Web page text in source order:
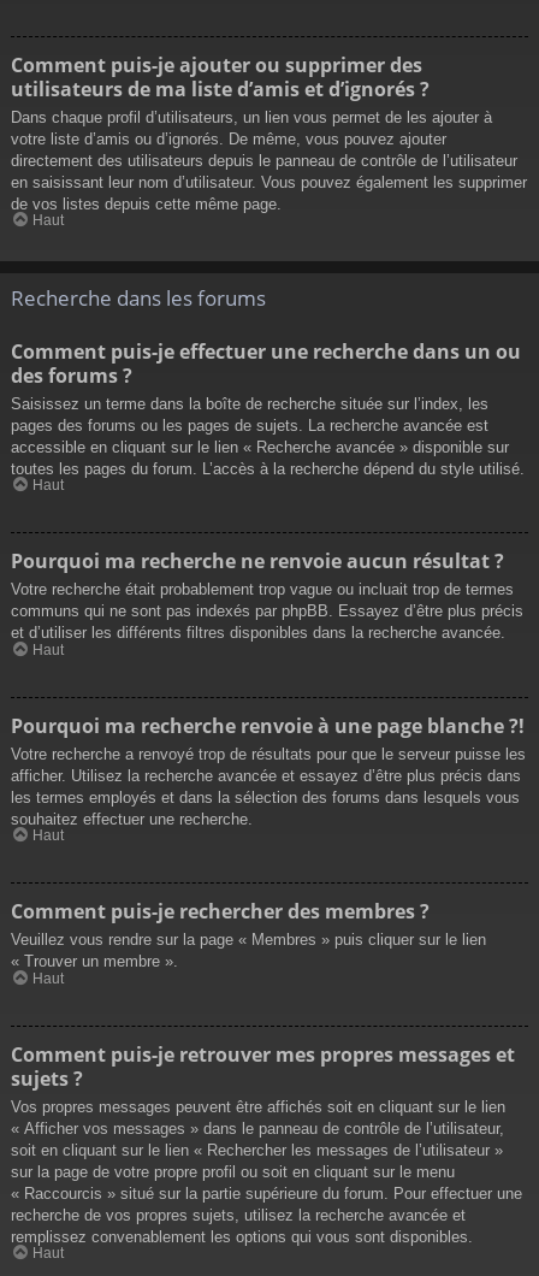
Comment puis-je ajouter ou supprimer des
utilisateurs de ma liste d’amis et d’ignorés ?
Dans chaque profil d’utilisateurs, un lien vous permet de les ajouter à
votre liste d’amis ou d’ignorés. De même, vous pouvez ajouter
directement des utilisateurs depuis le panneau de contrôle de l’utilisateur
en saisissant leur nom d’utilisateur. Vous pouvez également les supprimer
de vos listes depuis cette même page.
Haut
Recherche dans les forums
Comment puis-je effectuer une recherche dans un ou
des forums ?
Saisissez un terme dans la boîte de recherche située sur l’index, les
pages des forums ou les pages de sujets. La recherche avancée est
accessible en cliquant sur le lien « Recherche avancée » disponible sur
toutes les pages du forum. L’accès à la recherche dépend du style utilisé.
Haut
Pourquoi ma recherche ne renvoie aucun résultat ?
Votre recherche était probablement trop vague ou incluait trop de termes
communs qui ne sont pas indexés par phpBB. Essayez d’être plus précis
et d’utiliser les différents filtres disponibles dans la recherche avancée.
Haut
Pourquoi ma recherche renvoie à une page blanche ?!
Votre recherche a renvoyé trop de résultats pour que le serveur puisse les
afficher. Utilisez la recherche avancée et essayez d’être plus précis dans
les termes employés et dans la sélection des forums dans lesquels vous
souhaitez effectuer une recherche.
Haut
Comment puis-je rechercher des membres ?
Veuillez vous rendre sur la page « Membres » puis cliquer sur le lien
« Trouver un membre ».
Haut
Comment puis-je retrouver mes propres messages et
sujets ?
Vos propres messages peuvent être affichés soit en cliquant sur le lien
« Afficher vos messages » dans le panneau de contrôle de l’utilisateur,
soit en cliquant sur le lien « Rechercher les messages de l’utilisateur »
sur la page de votre propre profil ou soit en cliquant sur le menu
« Raccourcis » situé sur la partie supérieure du forum. Pour effectuer une
recherche de vos propres sujets, utilisez la recherche avancée et
remplissez convenablement les options qui vous sont disponibles.
Haut